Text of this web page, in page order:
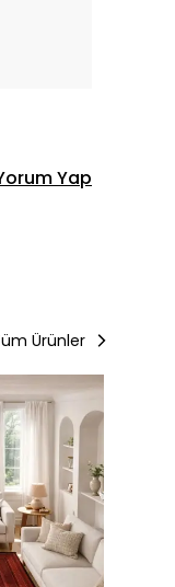
Yap
Ürünler